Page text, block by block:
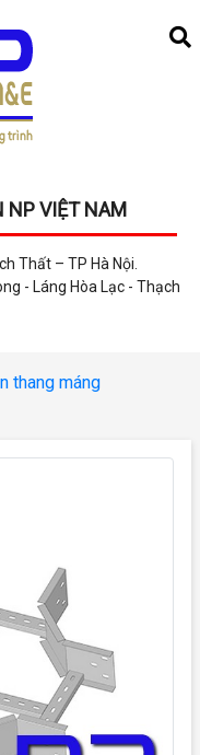
NP VIỆT NAM
Thất – TP Hà Nội.
- Láng Hòa Lạc - Thạch
thang máng